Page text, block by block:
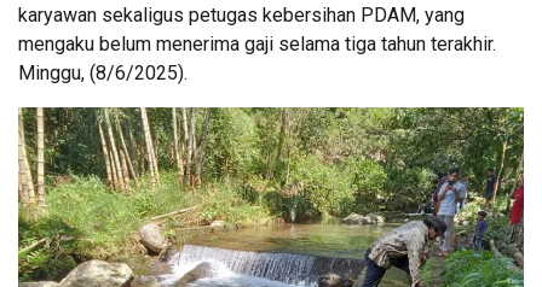
karyawan sekaligus petugas kebersihan PDAM, yang
mengaku belum menerima gaji selama tiga tahun terakhir.
Minggu, (8/6/2025).